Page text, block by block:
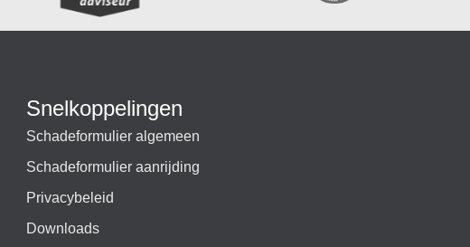
Snelkoppelingen
Schadeformulier algemeen
Schadeformulier aanrijding
Privacybeleid
Downloads